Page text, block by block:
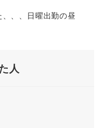
、、、日曜出勤の昼
人